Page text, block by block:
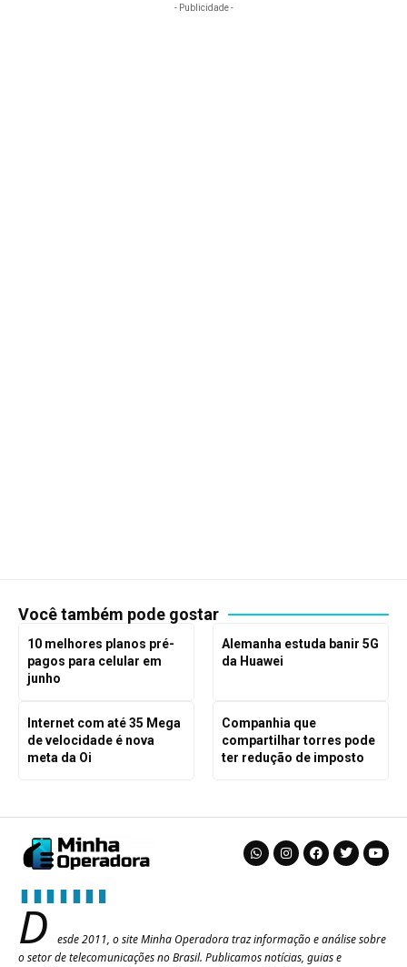
- Publicidade -
Você também pode gostar
10 melhores planos pré-
pagos para celular em
junho
Alemanha estuda banir 5G
da Huawei
Internet com até 35 Mega
de velocidade é nova
meta da Oi
Companhia que
compartilhar torres pode
ter redução de imposto
D
esde 2011, o site Minha Operadora traz informação e análise sobre
o setor de telecomunicações no Brasil. Publicamos notícias, guias e